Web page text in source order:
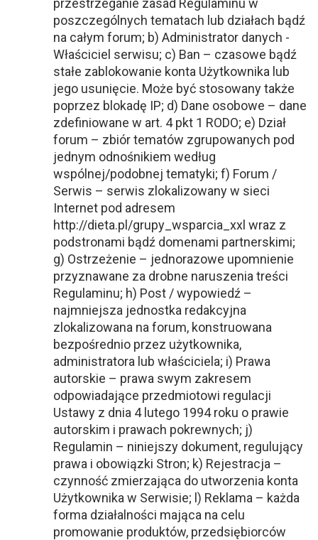
przestrzeganie zasad Regulaminu w
poszczególnych tematach lub działach bądź
na całym forum; b) Administrator danych -
Właściciel serwisu; c) Ban – czasowe bądź
stałe zablokowanie konta Użytkownika lub
jego usunięcie. Może być stosowany także
poprzez blokadę IP; d) Dane osobowe – dane
zdefiniowane w art. 4 pkt 1 RODO; e) Dział
forum – zbiór tematów zgrupowanych pod
jednym odnośnikiem według
wspólnej/podobnej tematyki; f) Forum /
Serwis – serwis zlokalizowany w sieci
Internet pod adresem
http://dieta.pl/grupy_wsparcia_xxl wraz z
podstronami bądź domenami partnerskimi;
g) Ostrzeżenie – jednorazowe upomnienie
przyznawane za drobne naruszenia treści
Regulaminu; h) Post / wypowiedź –
najmniejsza jednostka redakcyjna
zlokalizowana na forum, konstruowana
bezpośrednio przez użytkownika,
administratora lub właściciela; i) Prawa
autorskie – prawa swym zakresem
odpowiadające przedmiotowi regulacji
Ustawy z dnia 4 lutego 1994 roku o prawie
autorskim i prawach pokrewnych; j)
Regulamin – niniejszy dokument, regulujący
prawa i obowiązki Stron; k) Rejestracja –
czynność zmierzająca do utworzenia konta
Użytkownika w Serwisie; l) Reklama – każda
forma działalności mająca na celu
promowanie produktów, przedsiębiorców